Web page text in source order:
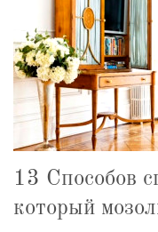
13 Способов
который